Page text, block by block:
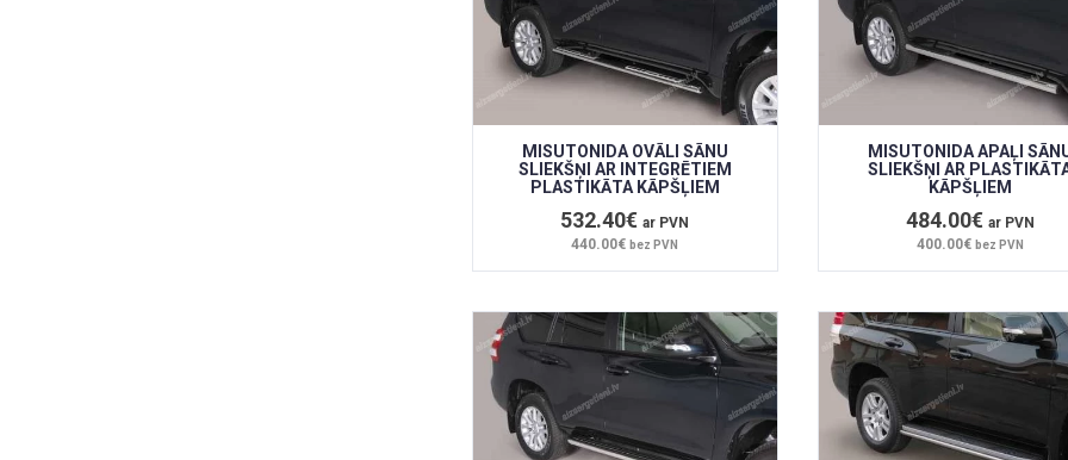
MISUTONIDA OVĀLI SĀNU
SLIEKŠŅI AR INTEGRĒTIEM
PLASTIKĀTA KĀPŠĻIEM
532.40€ar PVN
440.00€bez PVN
MISUTONIDA APAĻI
SLIEKŠŅI AR
KĀPŠĻIEM
484.00€ ar PVN
400.00€ bez PVN